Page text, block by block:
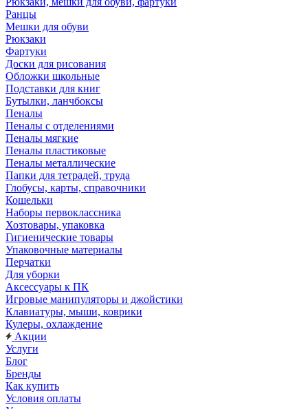
Ранцы
Мешки для обуви
Рюкзаки
Фартуки
Доски для рисования
Обложки школьные
Подставки для книг
Бутылки, ланчбоксы
Пеналы
Пеналы с отделениями
Пеналы мягкие
Пеналы пластиковые
Пеналы металлические
Папки для тетрадей, труда
Глобусы, карты, справочники
Кошельки
Наборы первоклассника
Хозтовары, упаковка
Гигиенические товары
Упаковочные материалы
Перчатки
Для уборки
Аксессуары к ПК
Игровые манипуляторы и джойстики
Клавиатуры, мыши, коврики
Кулеры, охлаждение
Акции
Услуги
Блог
Бренды
Как купить
Условия оплаты